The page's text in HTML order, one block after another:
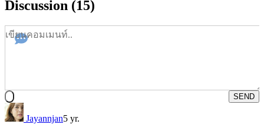
Discussion (15)
SEND
Jayannjan5 yr.